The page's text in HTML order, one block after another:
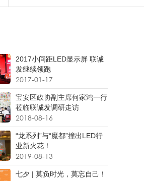
2017小间距LED显示屏 联诚
发继续领跑
2017-01-17
宝安区政协副主席何家鸿一行
莅临联诚发调研走访
2018-08-16
“龙系列”与“魔都”撞出LED行
业新火花！
2019-08-13
七夕 | 莫负时光，莫忘自己！